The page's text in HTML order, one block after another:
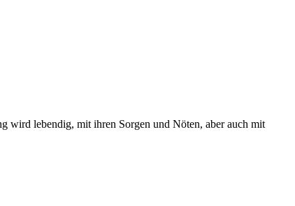
wird lebendig, mit ihren Sorgen und Nöten, aber auch mit